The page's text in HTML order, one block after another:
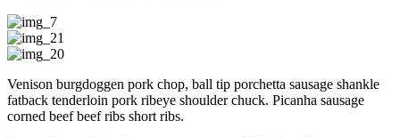
Venison burgdoggen pork chop, ball tip porchetta sausage shankle
fatback tenderloin pork ribeye shoulder chuck. Picanha sausage
corned beef beef ribs short ribs.